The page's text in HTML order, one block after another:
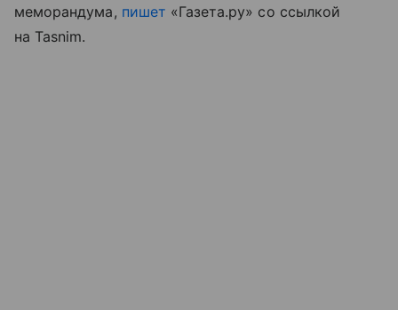
меморандума, пишет «Газета.ру» со ссылкой
на Tasnim.